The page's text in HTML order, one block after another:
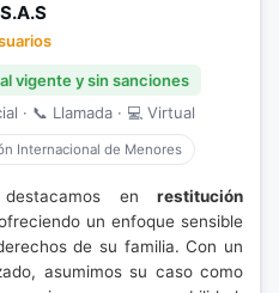
vigente y sin sanciones
· 📞 Llamada · 💻 Virtual
Internacional de Menores
en restitución
un enfoque sensible
de su familia. Con un
asumimos su caso como